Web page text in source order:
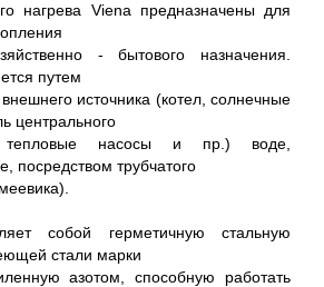
нагрева Viena предназначены для
- бытового назначения.
путем
источника (котел, солнечные
центрального
тепловые насосы и пр.) воде,
посредством трубчатого
собой герметичную стальную
стали марки
азотом, способную работать